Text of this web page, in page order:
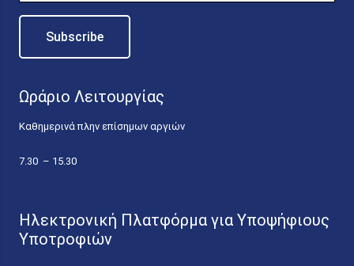
Ωράριο Λειτουργίας
Καθημερινά πλην επίσημων αργιών
7.30 – 15.30
Ηλεκτρονική Πλατφόρμα για Υποψήφιους
Υποτροφιών